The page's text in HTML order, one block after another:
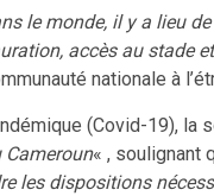
le monde, il y a lieu
accès au stade
nationale à
(Covid-19), la
Cameroun« , soulignant
les dispositions